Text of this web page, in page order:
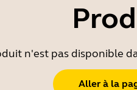
n'est pas disponible
Aller à la